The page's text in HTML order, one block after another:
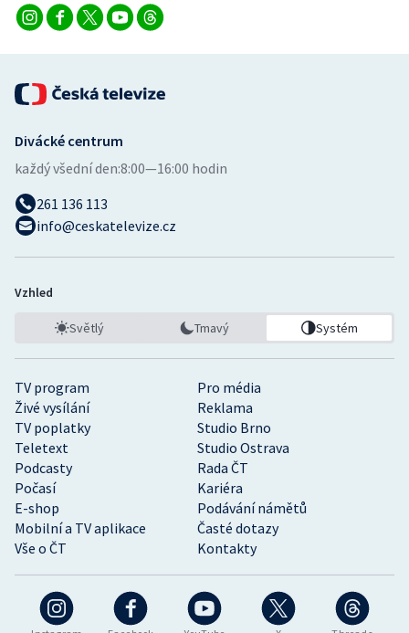
TV program
Pro média
Živé vysílání
Reklama
TV poplatky
Studio Brno
Teletext
Studio Ostrava
Podcasty
Rada ČT
Počasí
Kariéra
E-shop
Podávání námětů
Mobilní a TV aplikace
Časté dotazy
Vše o ČT
Kontakty
Divácké centrum
každý všední den:8:00—16:00 hodin
261 136 113
info@ceskatelevize.cz
Vzhled
Světlý Tmavý Systém